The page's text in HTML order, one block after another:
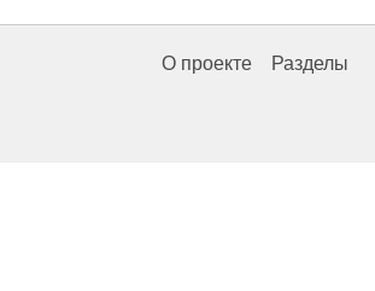
О проекте Разделы